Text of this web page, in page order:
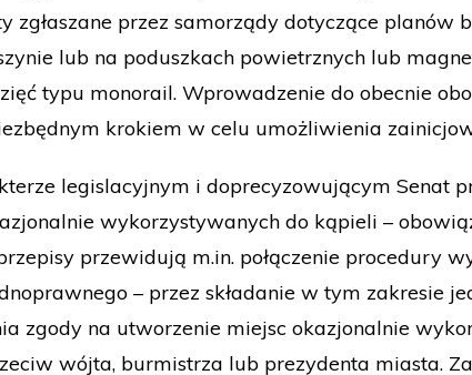
zgłaszane przez samorządy dotyczące
lub na poduszkach powietrznych lub
typu monorail. Wprowadzenie do obecnie
krokiem w celu umożliwienia
legislacyjnym i doprecyzowującym Senat
wykorzystywanych do kąpieli –
przewidują m.in. połączenie procedury
– przez składanie w tym zakresie
zgody na utworzenie miejsc okazjonalnie
wójta, burmistrza lub prezydenta miasta.